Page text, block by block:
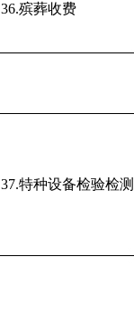
36.殡葬收费
37.特种设备检验检